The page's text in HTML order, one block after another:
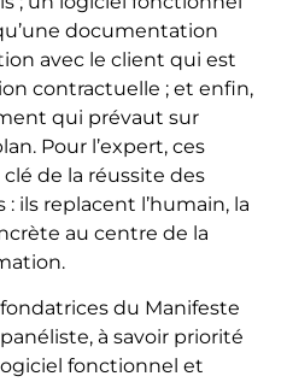
documentation
avec le client qui est
contractuelle ; et enfin,
qui prévaut sur
Pour l’expert, ces
de la réussite des
ils replacent l’humain, la
au centre de la
du Manifeste
à savoir priorité
fonctionnel et